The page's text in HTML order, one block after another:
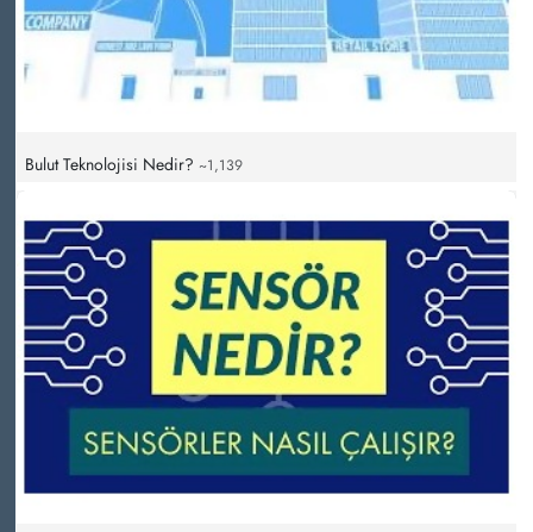
Bulut Teknolojisi Nedir? ~1,139